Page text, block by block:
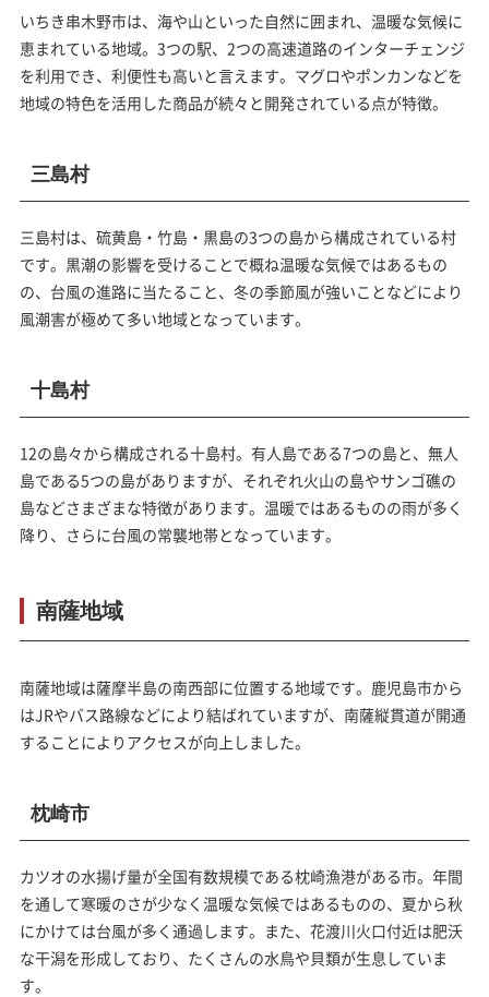
いちき串木野市は、海や山といった自然に囲まれ、温暖な気候に
恵まれている地域。3つの駅、2つの高速道路のインターチェンジ
を利用でき、利便性も高いと言えます。マグロやポンカンなどを
地域の特色を活用した商品が続々と開発されている点が特徴。
三島村
三島村は、硫黄島・竹島・黒島の3つの島から構成されている村
です。黒潮の影響を受けることで概ね温暖な気候ではあるもの
の、台風の進路に当たること、冬の季節風が強いことなどにより
風潮害が極めて多い地域となっています。
十島村
12の島々から構成される十島村。有人島である7つの島と、無人
島である5つの島がありますが、それぞれ火山の島やサンゴ礁の
島などさまざまな特徴があります。温暖ではあるものの雨が多く
降り、さらに台風の常襲地帯となっています。
南薩地域
南薩地域は薩摩半島の南西部に位置する地域です。鹿児島市から
はJRやバス路線などにより結ばれていますが、南薩縦貫道が開通
することによりアクセスが向上しました。
枕崎市
カツオの水揚げ量が全国有数規模である枕崎漁港がある市。年間
を通して寒暖のさが少なく温暖な気候ではあるものの、夏から秋
にかけては台風が多く通過します。また、花渡川火口付近は肥沃
な干潟を形成しており、たくさんの水鳥や貝類が生息していま
す。